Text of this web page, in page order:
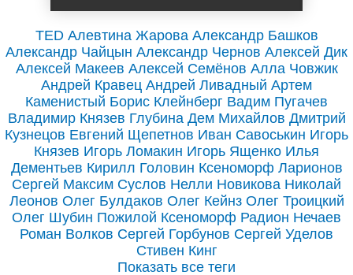
TED Алевтина Жарова Александр Башков
Александр Чайцын Александр Чернов Алексей Дик
Алексей Макеев Алексей Семёнов Алла Човжик
Андрей Кравец Андрей Ливадный Артем
Каменистый Борис Клейнберг Вадим Пугачев
Владимир Князев Глубина Дем Михайлов Дмитрий
Кузнецов Евгений Щепетнов Иван Савоськин Игорь
Князев Игорь Ломакин Игорь Ященко Илья
Дементьев Кирилл Головин Ксеноморф Ларионов
Сергей Максим Суслов Нелли Новикова Николай
Леонов Олег Булдаков Олег Кейнз Олег Троицкий
Олег Шубин Пожилой Ксеноморф Радион Нечаев
Роман Волков Сергей Горбунов Сергей Уделов
Стивен Кинг
Показать все теги